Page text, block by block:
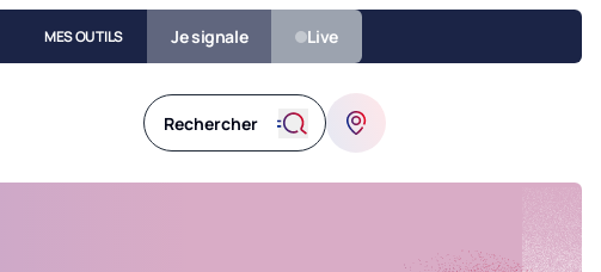
MES OUTILS Je signale Live